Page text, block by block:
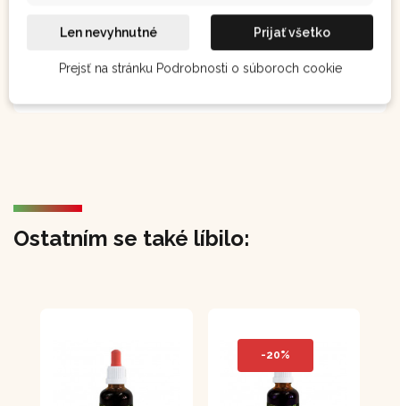
Ostatním se také líbilo:
-20%
Len nevyhnutné Prijať všetko
Prejsť na stránku Podrobnosti o súboroch cookie